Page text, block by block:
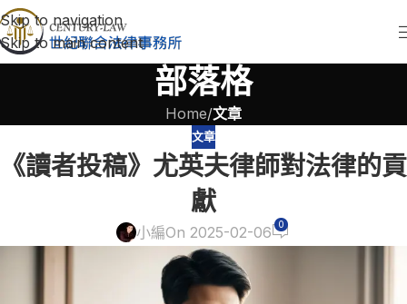
Skip to navigation
Skip to main content
部落格
Home/文章
文章
《讀者投稿》尤英夫律師對法律的貢
獻
小編On 2025-02-06 0